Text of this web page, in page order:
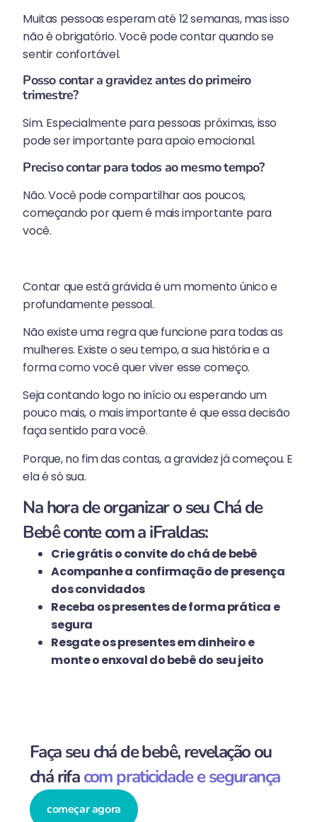
Muitas pessoas esperam até 12 semanas, mas isso
não é obrigatório. Você pode contar quando se
sentir confortável.
Posso contar a gravidez antes do primeiro
trimestre?
Sim. Especialmente para pessoas próximas, isso
pode ser importante para apoio emocional.
Preciso contar para todos ao mesmo tempo?
Não. Você pode compartilhar aos poucos,
começando por quem é mais importante para
você.
Contar que está grávida é um momento único e
profundamente pessoal.
Não existe uma regra que funcione para todas as
mulheres. Existe o seu tempo, a sua história e a
forma como você quer viver esse começo.
Seja contando logo no início ou esperando um
pouco mais, o mais importante é que essa decisão
faça sentido para você.
Porque, no fim das contas, a gravidez já começou. E
ela é só sua.
Na hora de organizar o seu Chá de
Bebê conte com a iFraldas:
Crie grátis o convite do chá de bebê
Acompanhe a confirmação de presença
dos convidados
Receba os presentes de forma prática e
segura
Resgate os presentes em dinheiro e
monte o enxoval do bebê do seu jeito
Faça seu chá de bebê, revelação ou
chá rifacom praticidade e segurança
começar agora